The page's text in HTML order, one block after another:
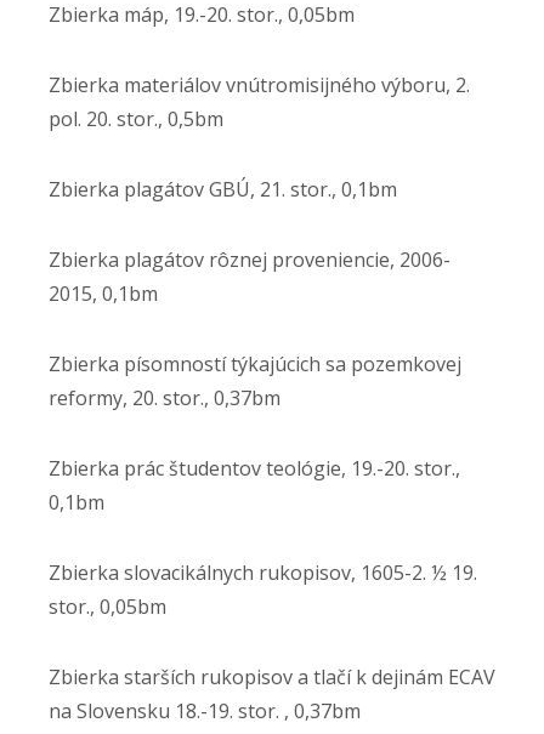
Zbierka máp, 19.-20. stor., 0,05bm
Zbierka materiálov vnútromisijného výboru, 2.
pol. 20. stor., 0,5bm
Zbierka plagátov GBÚ, 21. stor., 0,1bm
Zbierka plagátov rôznej proveniencie, 2006-
2015, 0,1bm
Zbierka písomností týkajúcich sa pozemkovej
reformy, 20. stor., 0,37bm
Zbierka prác študentov teológie, 19.-20. stor.,
0,1bm
Zbierka slovacikálnych rukopisov, 1605-2. ½ 19.
stor., 0,05bm
Zbierka starších rukopisov a tlačí k dejinám ECAV
na Slovensku 18.-19. stor. , 0,37bm